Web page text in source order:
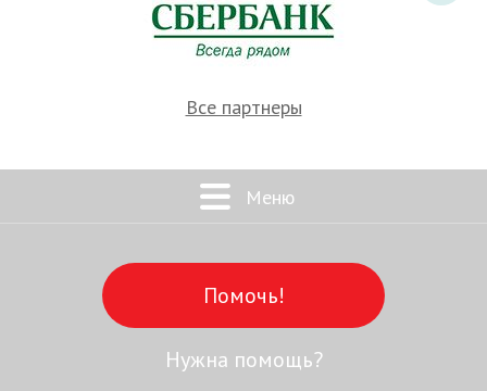
Все партнеры
Меню
Помочь!
Нужна помощь?